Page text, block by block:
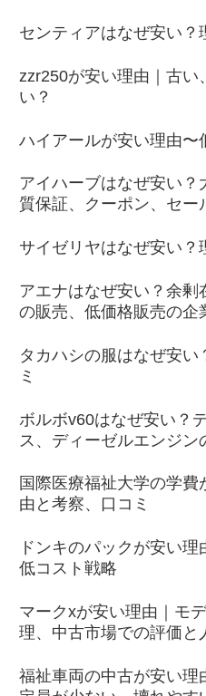
センティアはなぜ安い？
zzr250が安い理由｜古い
い？
ハイアールが安い理由〜
アイハーブはなぜ安い？
質保証、クーポン、セー
サイゼリヤはなぜ安い？
アエナはなぜ安い？余剰
の販売、低価格販売の企
タカハシの服はなぜ安い
ミ
ボルボv60はなぜ安い？
ス、ディーゼルエンジン
国際医療福祉大学の学
由と考察、口コミ
ドンキのパックが安い
低コスト戦略
マークxが安い理由｜モ
理、中古市場での評価と
福祉車両の中古が安い理